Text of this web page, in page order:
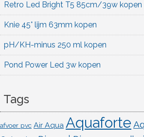
Retro Led Bright T5 85cm/39w kopen
Knie 45° lijm 63mm kopen
pH/KH-minus 250 ml kopen
Pond Power Led 3w kopen
Tags
afvoer pvc Air Aqua Aquaforte